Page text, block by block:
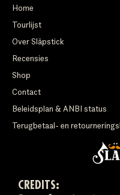
Home
Tourlijst
Over Släpstick
Recensies
Shop
Contact
Beleidsplan & ANBI status
Terugbetaal- en
CREDITS: